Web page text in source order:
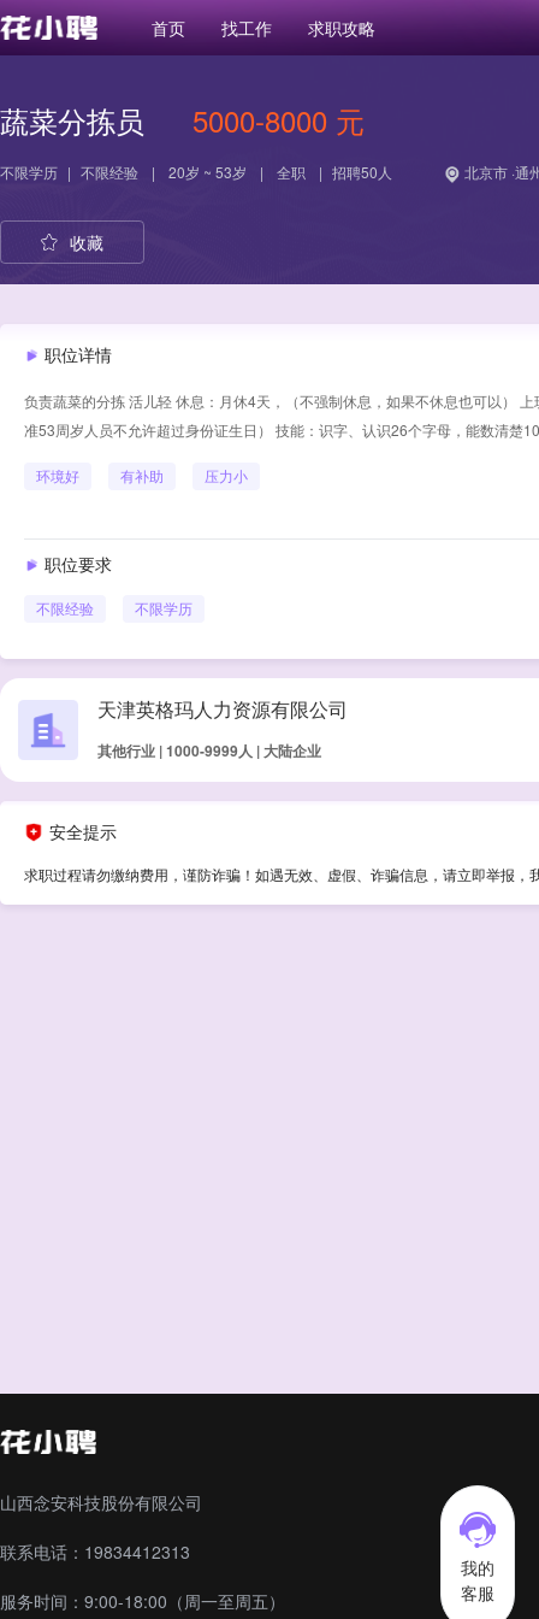
首页 找工作 求职攻略
我的
客服
蔬菜分拣员 5000-8000 元
不限学历 | 不限经验 | 20岁 ~ 53岁 | 全职 | 招聘50人 北京市 ·通
收藏
职位详情
负责蔬菜的分拣 活儿轻 休息：月休4天，（不强制休息，如果不休息也可以）
准53周岁人员不允许超过身份证生日） 技能：识字、认识26个字母，能数清楚
环境好 有补助 压力小
职位要求
不限经验 不限学历
天津英格玛人力资源有限公司
其他行业 | 1000-9999人 | 大陆企业
安全提示
求职过程请勿缴纳费用，谨防诈骗！如遇无效、虚假、诈骗信息，请立即举报，
山西念安科技股份有限公司
联系电话：19834412313
服务时间：9:00-18:00（周一至周五）